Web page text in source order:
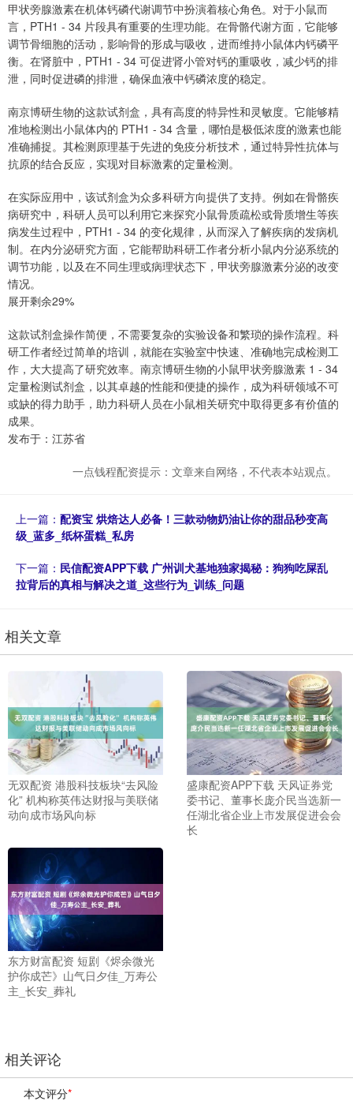
甲状旁腺激素在机体钙磷代谢调节中扮演着核心角色。对于小鼠而
言，PTH1 - 34 片段具有重要的生理功能。在骨骼代谢方面，它能够
调节骨细胞的活动，影响骨的形成与吸收，进而维持小鼠体内钙磷平
衡。在肾脏中，PTH1 - 34 可促进肾小管对钙的重吸收，减少钙的排
泄，同时促进磷的排泄，确保血液中钙磷浓度的稳定。
南京博研生物的这款试剂盒，具有高度的特异性和灵敏度。它能够精
准地检测出小鼠体内的 PTH1 - 34 含量，哪怕是极低浓度的激素也能
准确捕捉。其检测原理基于先进的免疫分析技术，通过特异性抗体与
抗原的结合反应，实现对目标激素的定量检测。
在实际应用中，该试剂盒为众多科研方向提供了支持。例如在骨骼疾
病研究中，科研人员可以利用它来探究小鼠骨质疏松或骨质增生等疾
病发生过程中，PTH1 - 34 的变化规律，从而深入了解疾病的发病机
制。在内分泌研究方面，它能帮助科研工作者分析小鼠内分泌系统的
调节功能，以及在不同生理或病理状态下，甲状旁腺激素分泌的改变
情况。
展开剩余29%
这款试剂盒操作简便，不需要复杂的实验设备和繁琐的操作流程。科
研工作者经过简单的培训，就能在实验室中快速、准确地完成检测工
作，大大提高了研究效率。南京博研生物的小鼠甲状旁腺激素 1 - 34
定量检测试剂盒，以其卓越的性能和便捷的操作，成为科研领域不可
或缺的得力助手，助力科研人员在小鼠相关研究中取得更多有价值的
成果。
发布于：江苏省
一点钱程配资提示：文章来自网络，不代表本站观点。
上一篇： 配资宝 烘焙达人必备！三款动物奶油让你的甜品秒变高
级_蓝多_纸杯蛋糕_私房
下一篇： 民信配资APP下载 广州训犬基地独家揭秘：狗狗吃屎乱
拉背后的真相与解决之道_这些行为_训练_问题
相关文章
无双配资 港股科技板块“去风险
化” 机构称英伟达财报与美联储
动向成市场风向标
盛康配资APP下载 天风证券党
委书记、董事长庞介民当选新一
任湖北省企业上市发展促进会会
长
东方财富配资 短剧《烬余微光
护你成芒》山气日夕佳_万寿公
主_长安_葬礼
相关评论
本文评分*